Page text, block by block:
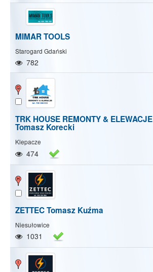
MIMAR TOOLS
Starogard Gdański
782
TRK HOUSE REMONTY & ELEWACJE
Tomasz Korecki
Klepacze
474
ZETTEC Tomasz Kuźma
Niesułowice
1031